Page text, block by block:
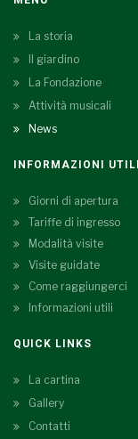
La storia
Il giardino
La Fondazione
Attività musicali
News
INFORMAZIONI UTILI
Giorni di apertura
Tariffe di ingresso
Modalità visite
Visite guidate
Come raggiungerci
Informazioni utili
QUICK LINKS
La cartina
Gallery
Contatti